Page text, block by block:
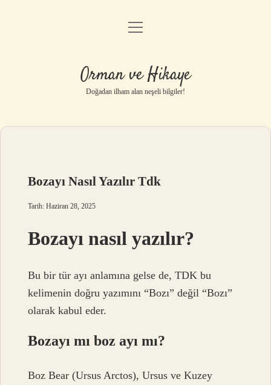
Anasayfa
Yasal Uyarı
menüyü
Orman ve Hikaye
Doğadan ilham alan neşeli bilgiler!
Bozayı Nasıl Yazılır Tdk
Tarih: Haziran 28, 2025
Bozayı nasıl yazılır?
Bu bir tür ayı anlamına gelse de, TDK bu
kelimenin doğru yazımını “Bozı” değil “Bozı”
olarak kabul eder.
Bozayı mı boz ayı mı?
Boz Bear (Ursus Arctos), Ursus ve Kuzey